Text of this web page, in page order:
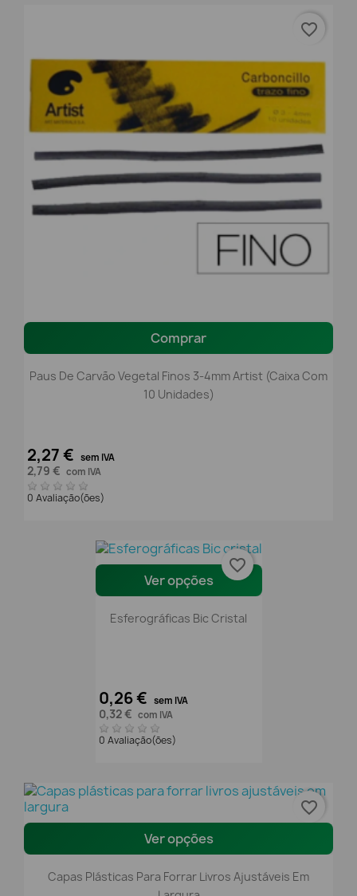
Comprar
Paus De Carvão Vegetal Finos 3-4mm Artist (Caixa Com
10 Unidades)
2,27 € sem IVA
2,79 € com IVA
0 Avaliação(ões)
favorite_border
Ver opções
Esferográficas Bic Cristal
0,26 € sem IVA
0,32 € com IVA
0 Avaliação(ões)
favorite_border
Ver opções
Capas Plásticas Para Forrar Livros Ajustáveis Em
favorite_border